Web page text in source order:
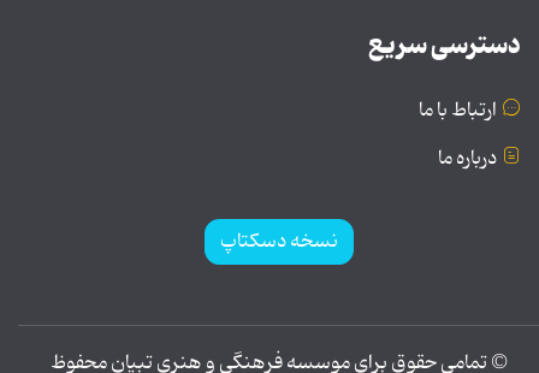
دسترسی سریع
ارتباط با ما
درباره ما
نسخه دسکتاپ
© تمامی حقوق برای موسسه فرهنگی و هنری تبیان محفوظ